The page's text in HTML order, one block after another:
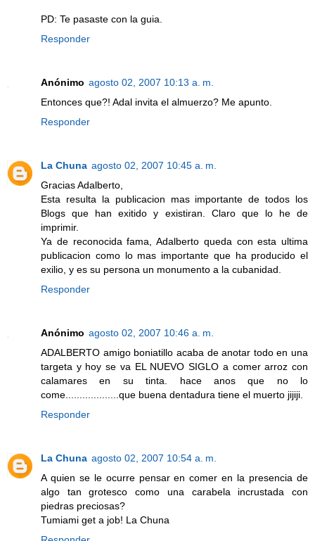
PD: Te pasaste con la guia.
Responder
Anónimo agosto 02, 2007 10:13 a. m.
Entonces que?! Adal invita el almuerzo? Me apunto.
Responder
La Chuna agosto 02, 2007 10:45 a. m.
Gracias Adalberto,
Esta resulta la publicacion mas importante de todos los
Blogs que han exitido y existiran. Claro que lo he de
imprimir.
Ya de reconocida fama, Adalberto queda con esta ultima
publicacion como lo mas importante que ha producido el
exilio, y es su persona un monumento a la cubanidad.
Responder
Anónimo agosto 02, 2007 10:46 a. m.
ADALBERTO amigo boniatillo acaba de anotar todo en una
targeta y hoy se va EL NUEVO SIGLO a comer arroz con
calamares en su tinta. hace anos que no lo
come...................que buena dentadura tiene el muerto jijiji.
Responder
La Chuna agosto 02, 2007 10:54 a. m.
A quien se le ocurre pensar en comer en la presencia de
algo tan grotesco como una carabela incrustada con
piedras preciosas?
Tumiami get a job! La Chuna